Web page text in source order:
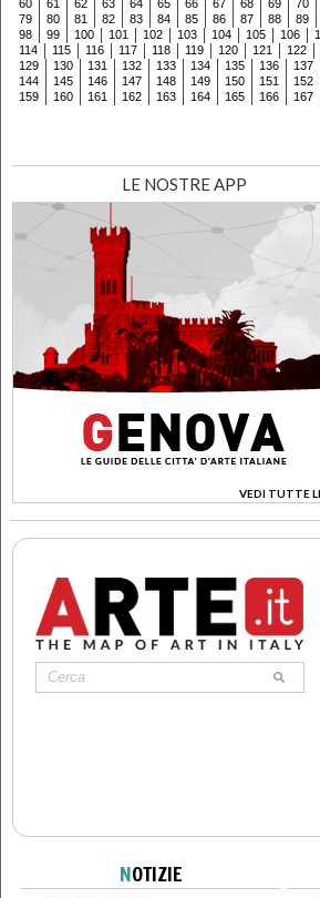
60 61 62 63 64 65 66 67 68 69 70
79
80 81 82 83 84 85 86 87 88 89
98
99 100 101 102 103 104 105 106
114
115 116 117 118 119 120 121 122
129
130 131 132 133 134 135 136 137
144
145 146 147 148 149 150 151 152
159
160 161 162 163 164 165 166 167
LE NOSTRE APP
VEDI TUTTE
>
NOTIZIE